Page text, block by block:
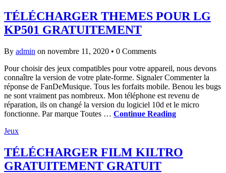
TÉLÉCHARGER THEMES POUR LG
KP501 GRATUITEMENT
By admin on novembre 11, 2020 • 0 Comments
Pour choisir des jeux compatibles pour votre appareil, nous devons
connaître la version de votre plate-forme. Signaler Commenter la
réponse de FanDeMusique. Tous les forfaits mobile. Benou les bugs
ne sont vraiment pas nombreux. Mon téléphone est revenu de
réparation, ils on changé la version du logiciel 10d et le micro
fonctionne. Par marque Toutes … Continue Reading
Jeux
TÉLÉCHARGER FILM KILTRO
GRATUITEMENT GRATUIT